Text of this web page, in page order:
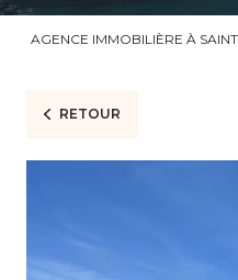
AGENCE IMMOBILIÈRE À
RETOUR